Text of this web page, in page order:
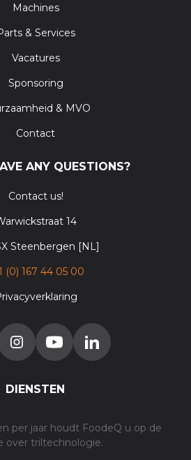
Machines
& Services
Vacatures
Sponsoring
& MVO
Contact
ANY QUESTIONS?
Contact us!
14
Steenbergen [NL]
(0) 167 44 05 00
DIENSTEN
per jaar houdt FoodeQ u op de
over triltechnologie.